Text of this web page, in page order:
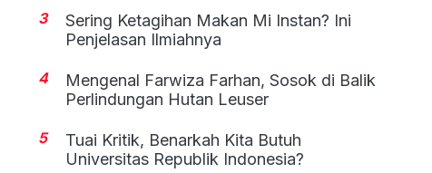
3
Sering Ketagihan Makan Mi Instan? Ini
Penjelasan Ilmiahnya
4
Mengenal Farwiza Farhan, Sosok di Balik
Perlindungan Hutan Leuser
5
Tuai Kritik, Benarkah Kita Butuh
Universitas Republik Indonesia?